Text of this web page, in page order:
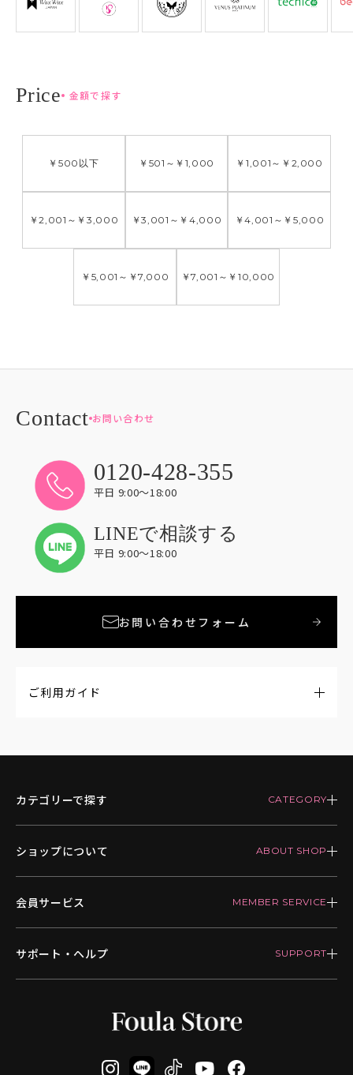
金額で探す
￥500 以下 ￥501 ～ ￥1,000 ￥1,001 ～ ￥2,000
￥2,001 ～ ￥3,000 ￥3,001 ～ ￥4,000 ￥4,001 ～ ￥5,000
￥5,001 ～ ￥7,000 ￥7,001 ～ ￥10,000
お問い合わせ
0120-428-355
平日 9:00〜18:00
LINEで相談する
平日 9:00〜18:00
お問い合わせフォーム
ご利用ガイド
カテゴリーで探す
ショップについて
会員サービス
サポート・ヘルプ